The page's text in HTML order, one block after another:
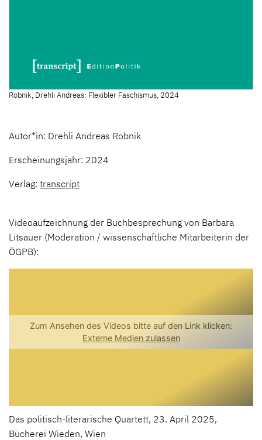
Robnik, Drehli Andreas: Flexibler Faschismus, 2024
Autor*in: Drehli Andreas Robnik
Erscheinungsjahr: 2024
Verlag: transcript
Videoaufzeichnung der Buchbesprechung von Barbara
Litsauer (Moderation / wissenschaftliche Mitarbeiterin der
ÖGPB):
Das politisch-literarische Quartett, 23. April 2025,
Bücherei Wieden, Wien